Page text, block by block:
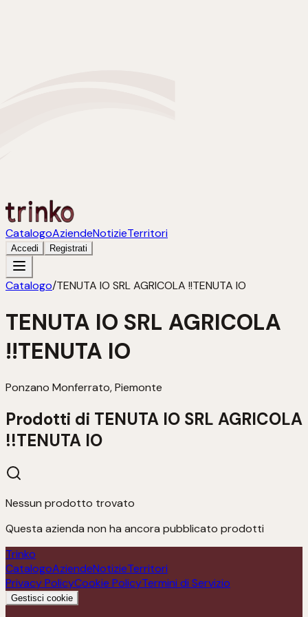
CatalogoAziendeNotizieTerritori
Accedi Registrati
Catalogo/TENUTA IO SRL AGRICOLA !!TENUTA IO
TENUTA IO SRL AGRICOLA
!!TENUTA IO
Ponzano Monferrato, Piemonte
Prodotti di TENUTA IO SRL AGRICOLA
!!TENUTA IO
Nessun prodotto trovato
Questa azienda non ha ancora pubblicato prodotti
Trinko
CatalogoAziendeNotizieTerritori
Privacy PolicyCookie PolicyTermini di Servizio
Gestisci cookie